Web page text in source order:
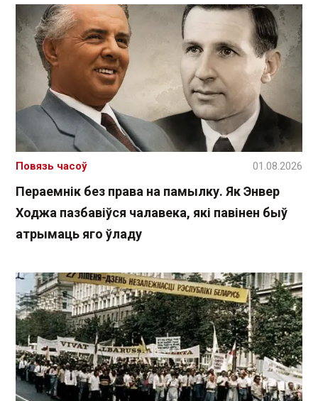
Пераемнік без права на памылку. Як Энвер
Ходжа пазбавіўся чалавека, які павінен быў
атрымаць яго ўладу
Повязь часоў 01.08.2026